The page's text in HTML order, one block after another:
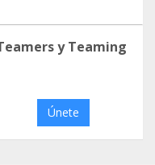
y Teaming
Únete